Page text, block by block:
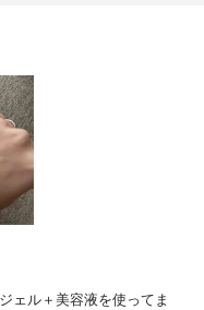
ェル＋美容液を使ってま